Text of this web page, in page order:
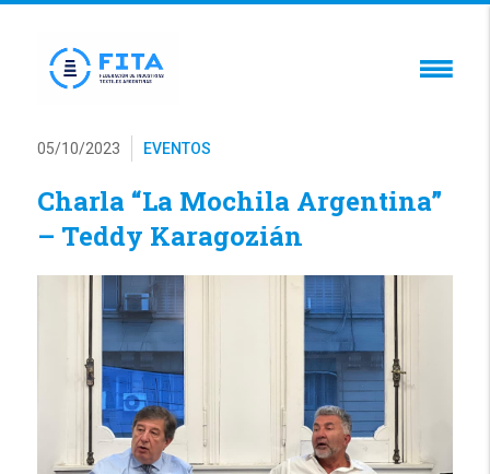
05/10/2023 EVENTOS
Charla “La Mochila Argentina”
– Teddy Karagozián